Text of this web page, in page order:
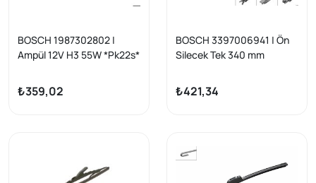
BOSCH 1987302802 |
Ampül 12V H3 55W *Pk22s*
₺359,02
BOSCH 3397006941 | Ön
Silecek Tek 340 mm
Aerotwin Plus
₺421,34